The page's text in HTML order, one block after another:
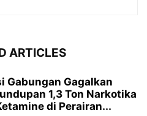
ARTICLES
Gabungan Gagalkan
1,3 Ton Narkotika
di Perairan...